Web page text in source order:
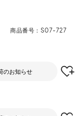
商品番号 S07-727
のお知らせ